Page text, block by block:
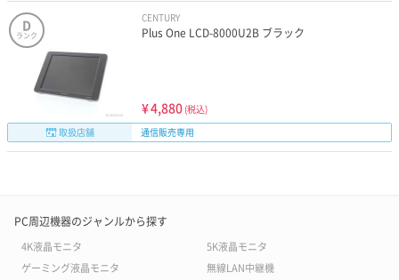
D
ランク
CENTURY
Plus One LCD-8000U2B ブラック
¥4,880 (税込)
取扱店舗
通信販売専用
PC周辺機器のジャンルから探す
4K液晶モニタ
5K液晶モニタ
ゲーミング液晶モニタ
無線LAN中継機